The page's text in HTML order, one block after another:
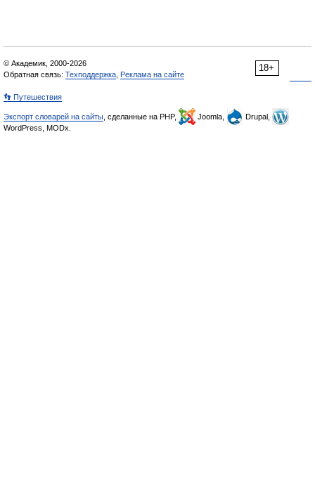
18+
© Академик, 2000-2026
Обратная связь: Техподдержка Реклама на сайте
👣 Путешествия
Экспорт словарей на сайты , сделанные на PHP, Joomla,
Drupal,
WordPress, MODx.